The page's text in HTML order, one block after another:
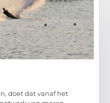
doet dat vanaf het